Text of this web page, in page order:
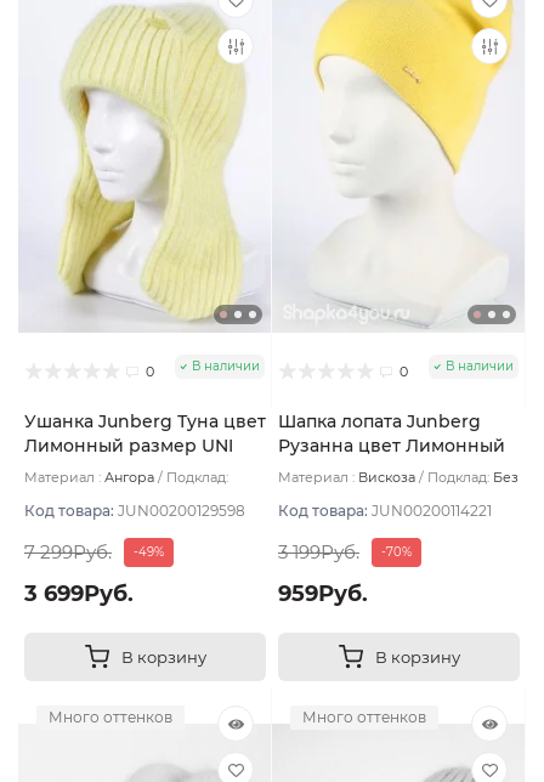
0 В наличии
Ушанка Junberg Туна цвет
Лимонный размер UNI
Материал : Ангора
Подклад:
Код товара: JUN00200129598
7 299Руб. -49%
3 699Руб.
В корзину
0 В наличии
Шапка лопата Junberg
Рузанна цвет Лимонный
Материал : Вискоза Подклад: Без
Код товара: JUN00200114221
3 199Руб. -70%
959Руб.
В корзину
Много оттенков Много оттенков